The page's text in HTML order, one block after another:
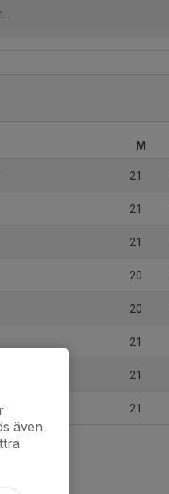
M
21
21
21
20
20
21
21
21
även